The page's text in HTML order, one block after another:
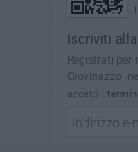
Iscriviti
Registrati per
Giovinazzo
accetti i termini